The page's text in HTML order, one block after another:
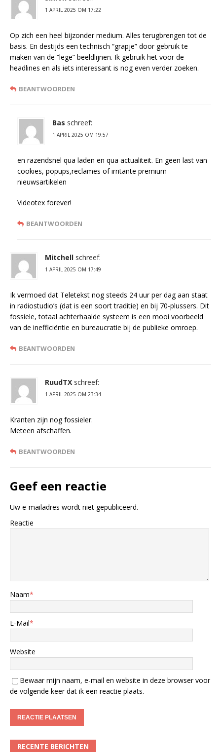
1 APRIL 2025 OM 17:22
Op zich een heel bijzonder medium. Alles terugbrengen tot de
basis. En destijds een technisch “grapje” door gebruik te
maken van de “lege” beeldlijnen. Ik gebruik het voor de
headlines en als iets interessant is nog even verder zoeken.
BEANTWOORDEN
Bas schreef:
1 APRIL 2025 OM 19:57
en razendsnel qua laden en qua actualiteit. En geen last van
cookies, popups,reclames of irritante premium
nieuwsartikelen
Videotex forever!
BEANTWOORDEN
Mitchell schreef:
1 APRIL 2025 OM 17:49
Ik vermoed dat Teletekst nog steeds 24 uur per dag aan staat
in radiostudio’s (dat is een soort traditie) en bij 70-plussers. Dit
fossiele, totaal achterhaalde systeem is een mooi voorbeeld
van de inefficiëntie en bureaucratie bij de publieke omroep.
BEANTWOORDEN
RuudTX schreef:
1 APRIL 2025 OM 23:34
Kranten zijn nog fossieler.
Meteen afschaffen.
BEANTWOORDEN
Geef een reactie
Uw e-mailadres wordt niet gepubliceerd.
Reactie
Naam*
E-Mail*
Website
Bewaar mijn naam, e-mail en website in deze browser voor
de volgende keer dat ik een reactie plaats.
RECENTE BERICHTEN